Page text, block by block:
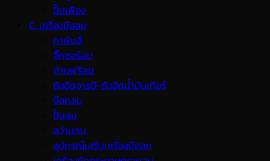
ปั๊มเฟือง
C. เครื่องมือลม
กาพ่นสี
จิ๊กซอร์ลม
ด้ามฟรีลม
ถังอัดจารบี-ถังอัดน้ำมันเกียร์
บ๊อกลม
ปั๊มลม
สว่านลม
อุปกรณ์เสริมเครื่องมือลม